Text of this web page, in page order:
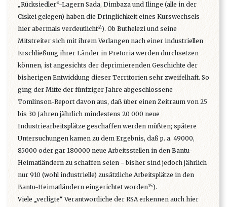
„Rücksiedler“-Lagern Sada, Dimbaza und Ilinge (alle in der
Ciskei gelegen) haben die Dringlichkeit eines Kurswechsels
hier abermals verdeutlicht14). Ob Buthelezi und seine
Mitstreiter sich mit ihrem Verlangen nach einer industriellen
Erschließung ihrer Länder in Pretoria werden durchsetzen
können, ist angesichts der deprimierenden Geschichte der
bisherigen Entwicklung dieser Territorien sehr zweifelhaft. So
ging der Mitte der fünfziger Jahre abgeschlossene
Tomlinson-Report davon aus, daß über einen Zeitraum von 25
bis 30 Jahren jährlich mindestens 20 000 neue
Industriearbeitsplätze geschaffen werden müßten; spätere
Untersuchungen kamen zu dem Ergebnis, daß p. a. 49000,
85000 oder gar 180000 neue Arbeitsstellen in den Bantu-
Heimatländern zu schaffen seien - bisher sind jedoch jährlich
nur 910 (wohl industrielle) zusätzliche Arbeitsplätze in den
Bantu-Heimatländern eingerichtet worden15).
Viele „verligte“ Verantwortliche der RSA erkennen auch hier